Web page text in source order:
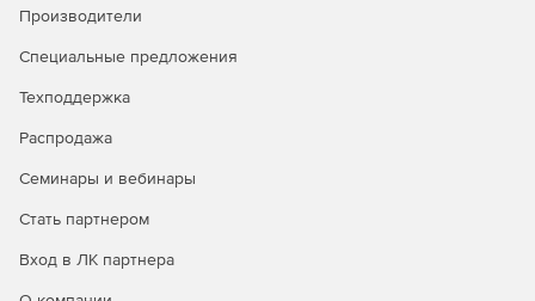
Возможность замены ресурса в соответствии с
сборником расценок: автоматический перерасчёт
стоимости расценок при любом изменении в данных,
безопасности (защита паролем, разрешённые
Действия с группами однородных строительных
Производители
Специальные предложения
Техподдержка
Распродажа
Семинары и вебинары
Стать партнером
Вход в ЛК партнера